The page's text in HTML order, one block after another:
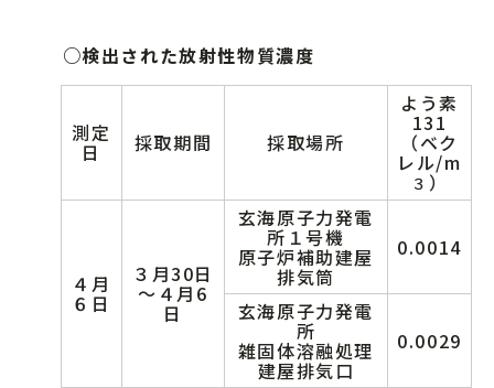
○検出された放射性物質濃度
測定
日 採取期間 採取場所
よう素
131
（ベク
レル/m
３ ）
４月
６日
３月30日
～４月6
日
玄海原子力発電
所１号機
原子炉補助建屋
排気筒
0.0014
玄海原子力発電
所
雑固体溶融処理
建屋排気口
0.0029